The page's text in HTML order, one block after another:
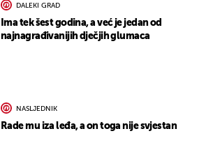
DALEKI GRAD
Ima tek šest godina, a već je jedan od
najnagrađivanijih dječjih glumaca
NASLJEDNIK
Rade mu iza leđa, a on toga nije svjestan